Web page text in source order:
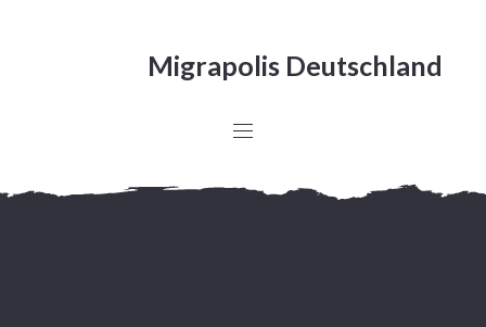
Migrapolis Deutschland